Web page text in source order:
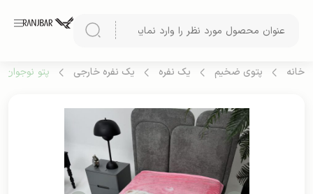
خانه پتوی ضخیم یک نفره یک نفره خارجی پتو